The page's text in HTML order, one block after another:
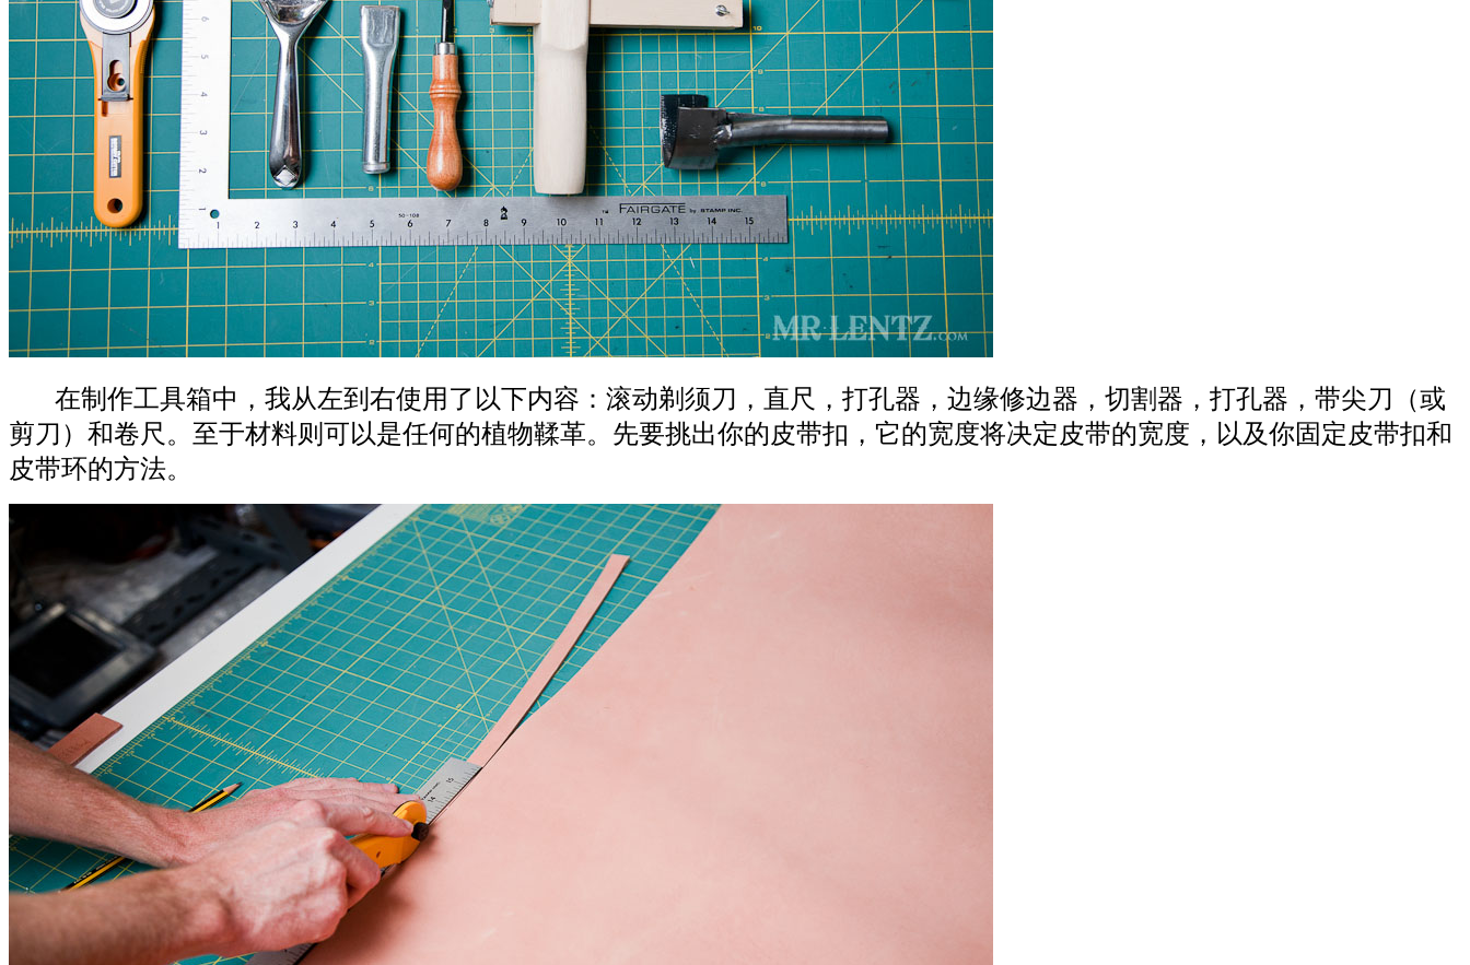
在制作工具箱中，我从左到右使用了以下内容：滚动剃须刀，直尺，打孔器，边缘修边器，切割器，打孔器，带尖刀（或
剪刀）和卷尺。至于材料则可以是任何的植物鞣革。先要挑出你的皮带扣，它的宽度将决定皮带的宽度，以及你固定皮带扣和
皮带环的方法。